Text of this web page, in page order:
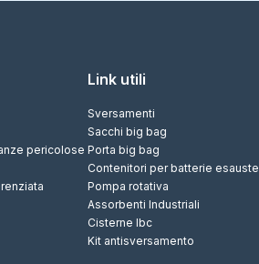
pericolose
Link utili
Sversamenti
Sacchi big bag
Porta big bag
Contenitori per batterie esauste
Pompa rotativa
Assorbenti Industriali
Cisterne Ibc
Kit antisversamento